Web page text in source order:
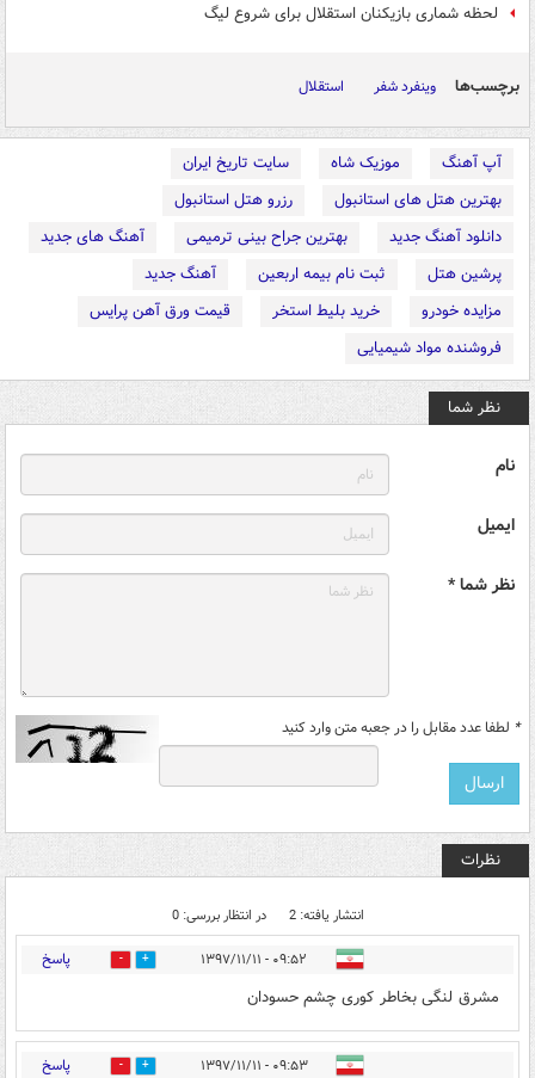
لحظه شماری بازیکنان استقلال برای شروع لیگ
برچسب‌ها وینفرد شفر استقلال
آپ آهنگ موزیک شاه
سایت تاریخ ایران
بهترین هتل های استانبول
رزرو هتل استانبول
دانلود آهنگ جدید
بهترین جراح بینی ترمیمی
آهنگ های جدید
پرشین هتل
ثبت نام بیمه اربعین
آهنگ جدید
مزایده خودرو
خرید بلیط استخر
قیمت ورق آهن پرایس
فروشنده مواد شیمیایی
نظر شما
نام
ایمیل
نظر شما *
* لطفا عدد مقابل را در جعبه متن وارد کنید
نظرات
انتشار یافته: 2 در انتظار بررسی: 0
۰۹:۵۲ - ۱۳۹۷/۱۱/۱۱ 3 پاسخ
مشرق لنگی بخاطر کوری چشم حسودان
۰۹:۵۳ - ۱۳۹۷/۱۱/۱۱ 3 پاسخ